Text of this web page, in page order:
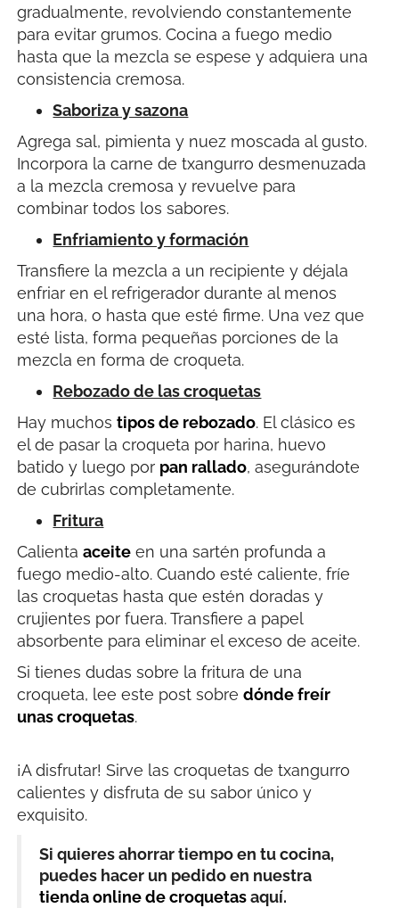
gradualmente, revolviendo constantemente
para evitar grumos. Cocina a fuego medio
hasta que la mezcla se espese y adquiera una
consistencia cremosa.
Saboriza y sazona
Agrega sal, pimienta y nuez moscada al gusto.
Incorpora la carne de txangurro desmenuzada
a la mezcla cremosa y revuelve para
combinar todos los sabores.
Enfriamiento y formación
Transfiere la mezcla a un recipiente y déjala
enfriar en el refrigerador durante al menos
una hora, o hasta que esté firme. Una vez que
esté lista, forma pequeñas porciones de la
mezcla en forma de croqueta.
Rebozado de las croquetas
Hay muchostipos de rebozado. El clásico es
el de pasar la croqueta por harina, huevo
batido y luego por pan rallado, asegurándote
de cubrirlas completamente.
Fritura
Calientaaceite en una sartén profunda a
fuego medio-alto. Cuando esté caliente, fríe
las croquetas hasta que estén doradas y
crujientes por fuera. Transfiere a papel
absorbente para eliminar el exceso de aceite.
Si tienes dudas sobre la fritura de una
croqueta, lee este post sobredónde freír
unas croquetas.
¡A disfrutar! Sirve las croquetas de txangurro
calientes y disfruta de su sabor único y
exquisito.
Si quieres ahorrar tiempo en tu cocina,
puedes hacer un pedido en nuestra
tienda online de croquetas aquí.